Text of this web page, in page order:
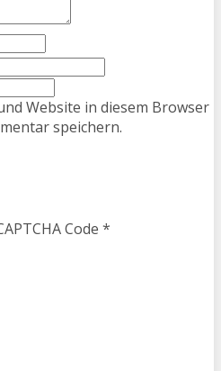
Website in diesem Browser
speichern.
Code *